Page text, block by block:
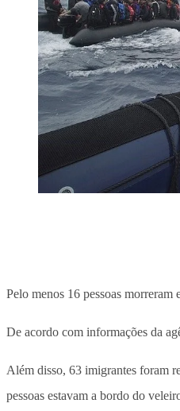
Pelo menos 16 pessoas
De acordo com informações da
Além disso, 63 imigrantes foram
pessoas estavam a bordo do